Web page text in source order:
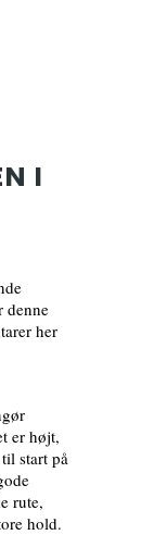
I
denne
her
er højt,
start på
rute,
hold.